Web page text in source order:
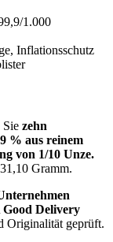
1.000
Inflationsschutz
Sie zehn
% aus reinem
von 1/10 Unze.
Gramm.
Delivery
Originalität geprüft.